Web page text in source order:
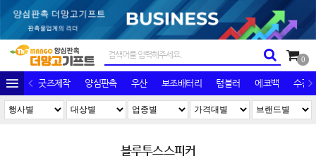
0
굿즈제작 양심판촉 우산 보조배터리 텀블러 에코백 수건/
블루투스스피커